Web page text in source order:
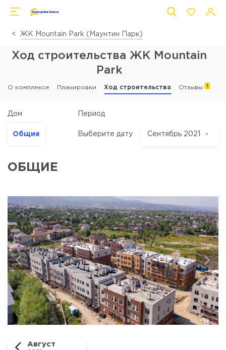
ЖК Mountain Park (Маунтин Парк)
Ход строительства ЖК Mountain
Park
О комплексе Планировки Ход строительства Отзывы 1
Дом
Общие
Период
Выберите дату Сентябрь 2021
Май 2021
Апрель 2021
Март 2021
Февраль 2021
Январь 2021
Декабрь 2020
Ноябрь 2020
Октябрь 2020
Сентябрь 2020
Август 2020
ОБЩИЕ
Август